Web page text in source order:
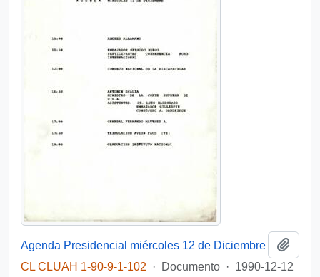
Agenda Presidencial miércoles 12 de Diciembre
CL CLUAH 1-90-9-1-102
· Documento · 1990-12-12